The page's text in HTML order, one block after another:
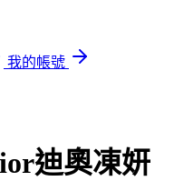
我的帳號
迪奧凍妍